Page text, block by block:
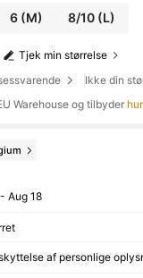
6(M) 8/10 (L)
Tjek min størrelse
Ikke din
Warehouse og tilbyder
Aug 18
af personlige